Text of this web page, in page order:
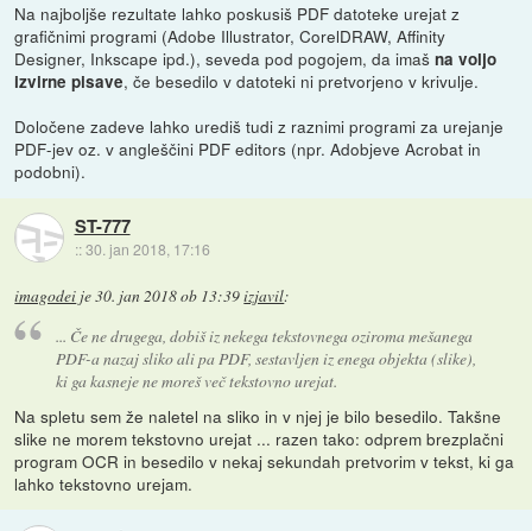
Na najboljše rezultate lahko poskusiš PDF datoteke urejat z
grafičnimi programi (Adobe Illustrator, CorelDRAW, Affinity
Designer, Inkscape ipd.), seveda pod pogojem, da imašna voljo
izvirne pisave, če besedilo v datoteki ni pretvorjeno v krivulje.
Določene zadeve lahko urediš tudi z raznimi programi za urejanje
PDF-jev oz. v angleščini PDF editors (npr. Adobjeve Acrobat in
podobni).
ST-777
::30. jan 2018, 17:16
imagodei je30. jan 2018 ob 13:39izjavil:
... Če ne drugega, dobiš iz nekega tekstovnega oziroma mešanega
PDF-a nazaj sliko ali pa PDF, sestavljen iz enega objekta (slike),
ki ga kasneje ne moreš več tekstovno urejat.
Na spletu sem že naletel na sliko in v njej je bilo besedilo. Takšne
slike ne morem tekstovno urejat ... razen tako: odprem brezplačni
program OCR in besedilo v nekaj sekundah pretvorim v tekst, ki ga
lahko tekstovno urejam.